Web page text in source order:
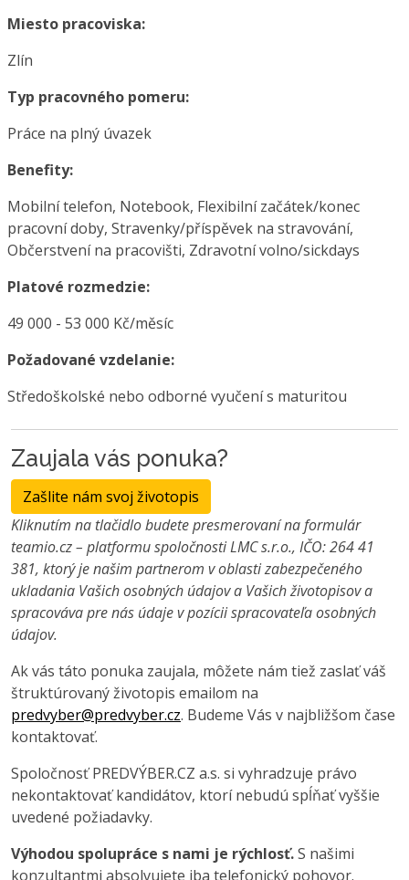
Miesto pracoviska:
Zlín
Typ pracovného pomeru:
Práce na plný úvazek
Benefity:
Mobilní telefon, Notebook, Flexibilní začátek/konec
pracovní doby, Stravenky/příspěvek na stravování,
Občerstvení na pracovišti, Zdravotní volno/sickdays
Platové rozmedzie:
49 000 - 53 000 Kč/měsíc
Požadované vzdelanie:
Středoškolské nebo odborné vyučení s maturitou
Zaujala vás ponuka?
Zašlite nám svoj životopis
Kliknutím na tlačidlo budete presmerovaní na formulár
teamio.cz – platformu spoločnosti LMC s.r.o., IČO: 264 41
381, ktorý je našim partnerom v oblasti zabezpečeného
ukladania Vašich osobných údajov a Vašich životopisov a
spracováva pre nás údaje v pozícii spracovateľa osobných
údajov.
Ak vás táto ponuka zaujala, môžete nám tiež zaslať váš
štruktúrovaný životopis emailom na
predvyber@predvyber.cz. Budeme Vás v najbližšom čase
kontaktovať.
Spoločnosť PREDVÝBER.CZ a.s. si vyhradzuje právo
nekontaktovať kandidátov, ktorí nebudú spĺňať vyššie
uvedené požiadavky.
Výhodou spolupráce s nami je rýchlosť.S našimi
konzultantmi absolvujete iba telefonický pohovor.